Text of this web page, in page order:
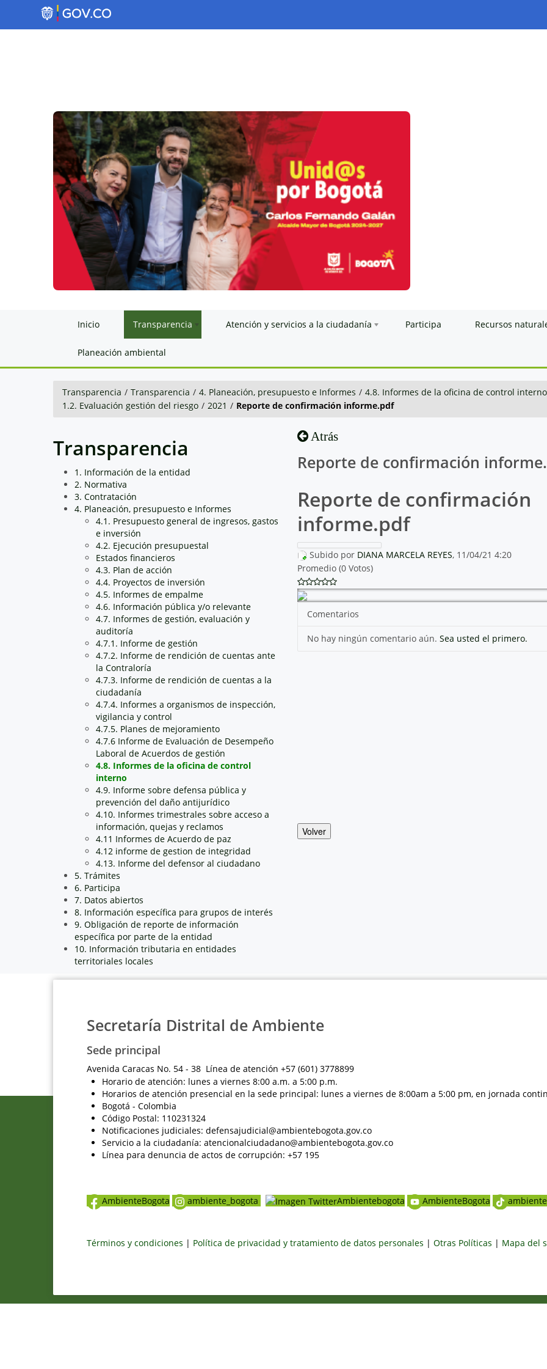
Inicio Transparencia Atención y servicios a la ciudadanía Participa Recursos
Planeación ambiental
Transparencia / Transparencia / 4. Planeación, presupuesto e Informes / 4.8. Informes de la oficina de control interno
1.2. Evaluación gestión del riesgo / 2021 / Reporte de confirmación informe.pdf
Transparencia
1. Información de la entidad
2. Normativa
3. Contratación
4. Planeación, presupuesto e Informes
4.1. Presupuesto general de ingresos, gastos
e inversión
4.2. Ejecución presupuestal
Estados financieros
4.3. Plan de acción
4.4. Proyectos de inversión
4.5. Informes de empalme
4.6. Información pública y/o relevante
4.7. Informes de gestión, evaluación y
auditoría
4.7.1. Informe de gestión
4.7.2. Informe de rendición de cuentas ante
la Contraloría
4.7.3. Informe de rendición de cuentas a la
ciudadanía
4.7.4. Informes a organismos de inspección,
vigilancia y control
4.7.5. Planes de mejoramiento
4.7.6 Informe de Evaluación de Desempeño
Laboral de Acuerdos de gestión
4.8. Informes de la oficina de control
interno
4.9. Informe sobre defensa pública y
prevención del daño antijurídico
4.10. Informes trimestrales sobre acceso a
información, quejas y reclamos
4.11 Informes de Acuerdo de paz
4.12 informe de gestion de integridad
4.13. Informe del defensor al ciudadano
5. Trámites
6. Participa
7. Datos abiertos
8. Información específica para grupos de interés
9. Obligación de reporte de información
específica por parte de la entidad
10. Información tributaria en entidades
territoriales locales
Atrás
Reporte de confirmación
Reporte de confirmación
informe.pdf
Subido por DIANA MARCELA REYES, 11/04/21 4:20
Promedio (0 Votos)
Comentarios
No hay ningún comentario aún. Sea usted el primero.
Volver
Secretaría Distrital de Ambiente
Sede principal
Avenida Caracas No. 54 - 38 Línea de atención +57 (601) 3778899
Horario de atención: lunes a viernes 8:00 a.m. a 5:00 p.m.
Horarios de atención presencial en la sede principal: lunes a viernes de 8:00am a 5:00 pm, en jornada
Bogotá - Colombia
Código Postal: 110231324
Notificaciones judiciales: defensajudicial@ambientebogota.gov.co
Servicio a la ciudadanía: atencionalciudadano@ambientebogota.gov.co
Línea para denuncia de actos de corrupción: +57 195
AmbienteBogota ambiente_bogota Ambientebogota AmbienteBogota
Términos y condiciones | Política de privacidad y tratamiento de datos personales | Otras Políticas | Mapa del